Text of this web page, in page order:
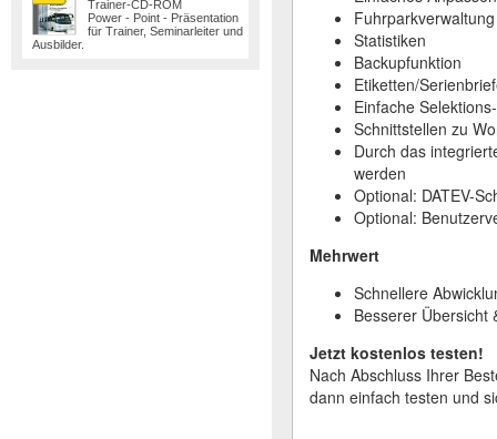
Trainer-CD-ROM
Power - Point - Präsentation
für Trainer, Seminarleiter und
Ausbilder.
Statistiken
Backupfunktion
Etiketten/
Einfache
Schnittstellen zu
Durch das
werden
Optional: DATEV-
Optional:
Mehrwert
Schnellere
Besserer Übersicht
Jetzt kostenlos testen!
Nach Abschluss Ihrer
dann einfach testen und